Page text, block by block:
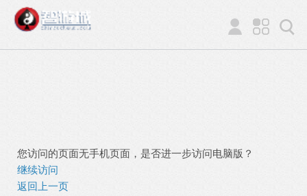
您访问的页面无手机页面，是否进一步访问电脑版？
继续访问
返回上一页